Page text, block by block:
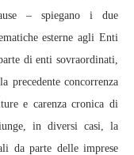
– spiegano i due
esterne agli Enti
di enti sovraordinati,
precedente concorrenza
e carenza cronica di
in diversi casi, la
da parte delle imprese